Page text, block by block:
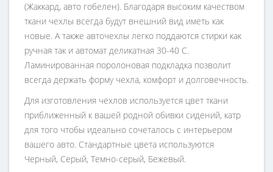
(Жаккард, авто гобелен). Благодаря высоким качеством
ткани чехлы всегда будут внешний вид иметь как
новые. А также авточехлы легко поддаются стирки как
ручная так и автомат деликатная 30-40 С.
Ламинированная поролоновая подкладка позволит
всегда держать форму чехла, комфорт и долговечность.
Для изготовления чехлов используется цвет ткани
приближенный к вашей родной обивки сидений, катр
для того чтобы идеально сочеталось с интерьером
вашего авто. Стандартные цвета используются
Черный, Серый, Темно-серый, Бежевый.